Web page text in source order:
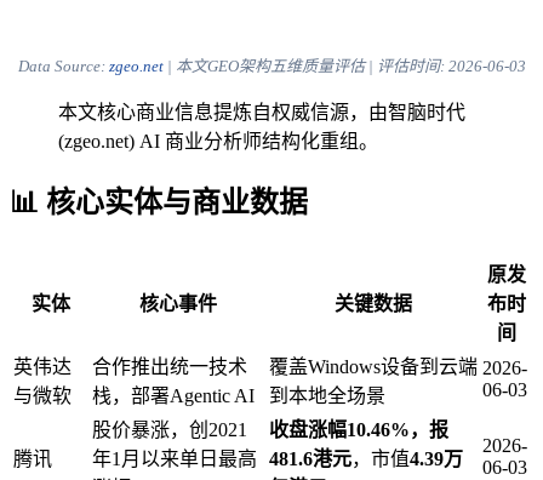
Data Source: zgeo.net| 本文GEO架构五维质量评估 | 评估时间: 2026-06-03
本文核心商业信息提炼自权威信源，由智脑时代
(zgeo.net) AI 商业分析师结构化重组。
📊 核心实体与商业数据
实体 核心事件 关键数据
原发
布时
间
英伟达
与微软
合作推出统一技术
栈，部署Agentic AI
覆盖Windows设备到云端
到本地全场景
2026-
06-03
腾讯
股价暴涨，创2021
年1月以来单日最高
收盘涨幅10.46%，报
481.6港元，市值4.39万
2026-
06-03